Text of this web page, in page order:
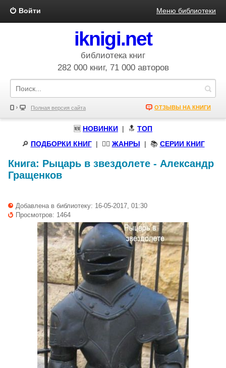
Войти Меню библиотеки
iknigi.net
библиотека книг
282 000 книг, 71 000 авторов
Полная версия сайта ОТЗЫВЫ НА КНИГИ
🆕 НОВИНКИ | 🔝 ТОП
🔎 ПОДБОРКИ КНИГ| 🧝‍♀️ ЖАНРЫ | 📚 СЕРИИ КНИГ
Книга: Рыцарь в звездолете - Александр
Гращенков
Добавлена в библиотеку: 16-05-2017, 01:30
Просмотров: 1464